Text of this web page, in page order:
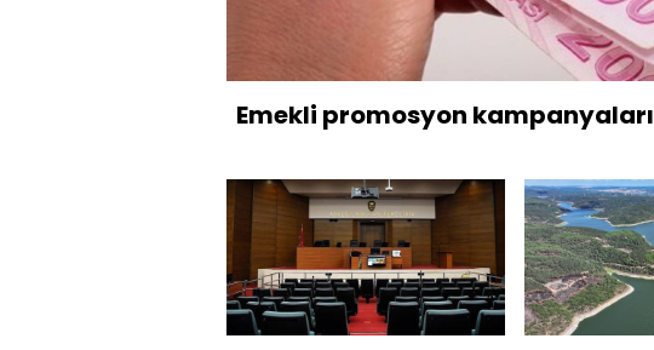
Emekli promosyon kampanyaları